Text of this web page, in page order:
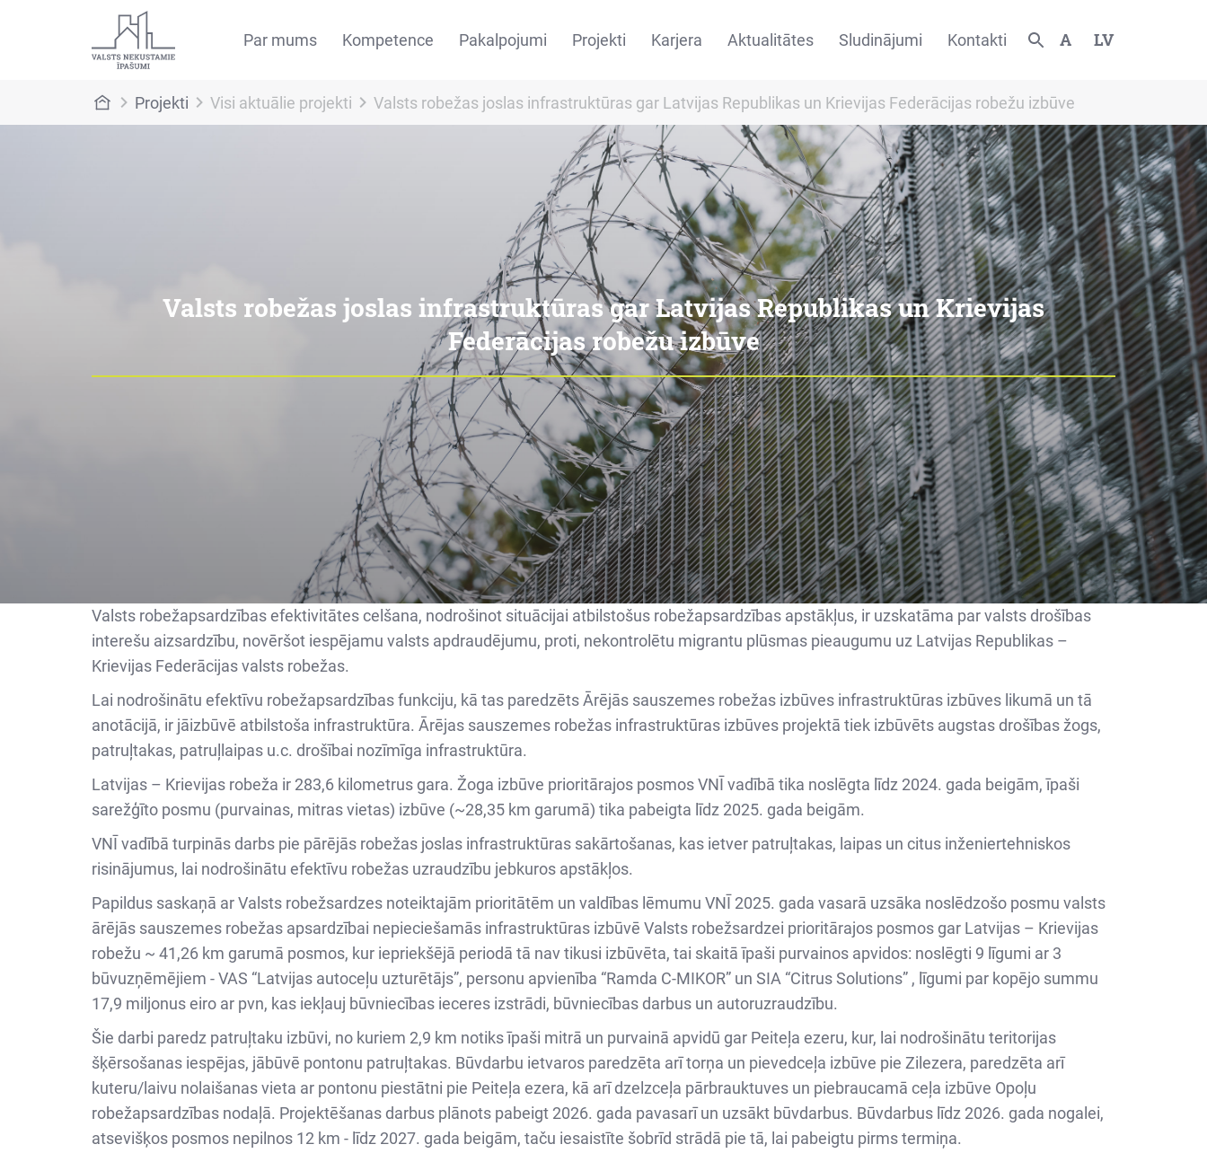
Par mums Kompetence Pakalpojumi Projekti Karjera Aktualitātes Sludinājumi Kontakti A LV
Projekti Visi aktuālie projekti Valsts robežas joslas infrastruktūras gar Latvijas Republikas un Krievijas Federācijas robežu izbūve
Valsts robežas joslas infrastruktūras gar Latvijas Republikas un Krievijas
Federācijas robežu izbūve
Valsts robežapsardzības efektivitātes celšana, nodrošinot situācijai atbilstošus robežapsardzības apstākļus, ir uzskatāma par valsts drošības
interešu aizsardzību, novēršot iespējamu valsts apdraudējumu, proti, nekontrolētu migrantu plūsmas pieaugumu uz Latvijas Republikas –
Krievijas Federācijas valsts robežas.
Lai nodrošinātu efektīvu robežapsardzības funkciju, kā tas paredzēts Ārējās sauszemes robežas izbūves infrastruktūras izbūves likumā un tā
anotācijā, ir jāizbūvē atbilstoša infrastruktūra. Ārējas sauszemes robežas infrastruktūras izbūves projektā tiek izbūvēts augstas drošības žogs,
patruļtakas, patruļlaipas u.c. drošībai nozīmīga infrastruktūra.
Latvijas – Krievijas robeža ir 283,6 kilometrus gara. Žoga izbūve prioritārajos posmos VNĪ vadībā tika noslēgta līdz 2024. gada beigām, īpaši
sarežģīto posmu (purvainas, mitras vietas) izbūve (~28,35 km garumā) tika pabeigta līdz 2025. gada beigām.
VNĪ vadībā turpinās darbs pie pārējās robežas joslas infrastruktūras sakārtošanas, kas ietver patruļtakas, laipas un citus inženiertehniskos
risinājumus, lai nodrošinātu efektīvu robežas uzraudzību jebkuros apstākļos.
Papildus saskaņā ar Valsts robežsardzes noteiktajām prioritātēm un valdības lēmumu VNĪ 2025. gada vasarā uzsāka noslēdzošo posmu valsts
ārējās sauszemes robežas apsardzībai nepieciešamās infrastruktūras izbūvē Valsts robežsardzei prioritārajos posmos gar Latvijas – Krievijas
robežu ~ 41,26 km garumā posmos, kur iepriekšējā periodā tā nav tikusi izbūvēta, tai skaitā īpaši purvainos apvidos: noslēgti 9 līgumi ar 3
būvuzņēmējiem - VAS “Latvijas autoceļu uzturētājs”, personu apvienība “Ramda C-MIKOR” un SIA “Citrus Solutions” , līgumi par kopējo summu
17,9 miljonus eiro ar pvn, kas iekļauj būvniecības ieceres izstrādi, būvniecības darbus un autoruzraudzību.
Šie darbi paredz patruļtaku izbūvi, no kuriem 2,9 km notiks īpaši mitrā un purvainā apvidū gar Peiteļa ezeru, kur, lai nodrošinātu teritorijas
šķērsošanas iespējas, jābūvē pontonu patruļtakas. Būvdarbu ietvaros paredzēta arī torņa un pievedceļa izbūve pie Zilezera, paredzēta arī
kuteru/laivu nolaišanas vieta ar pontonu piestātni pie Peiteļa ezera, kā arī dzelzceļa pārbrauktuves un piebraucamā ceļa izbūve Opoļu
robežapsardzības nodaļā. Projektēšanas darbus plānots pabeigt 2026. gada pavasarī un uzsākt būvdarbus. Būvdarbus līdz 2026. gada nogalei,
atsevišķos posmos nepilnos 12 km - līdz 2027. gada beigām, taču iesaistīte šobrīd strādā pie tā, lai pabeigtu pirms termiņa.